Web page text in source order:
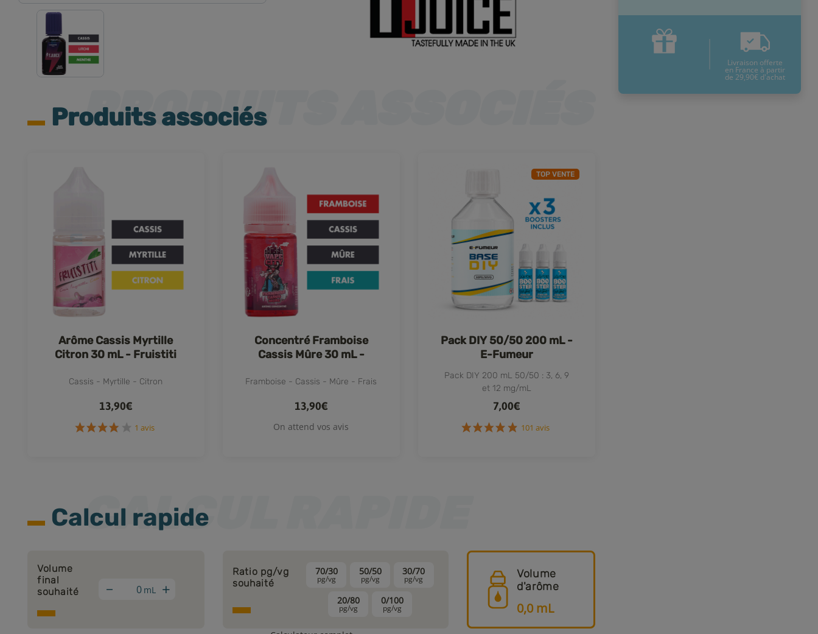
Jeudi 13 Août Mardi 11 Août
* Pour une livraison en France
+ d'infos
Livraison offerte
en France à partir
de 29,90€ d'achat
Produits associés
Arôme Cassis Myrtille
Citron 30 mL - Fruistiti
Cassis - Myrtille - Citron
13,90€
Concentré Framboise
Cassis Mûre 30 mL -
Framboise - Cassis - Mûre - Frais
13,90€
On attend vos avis
TOP VENTE
Pack DIY 50/50 200 mL -
E-Fumeur
Pack DIY 200 mL 50/50 : 3, 6, 9
et 12 mg/mL
7,00€
Calcul rapide
Volume
final
souhaité
mL +
Ratio pg/vg
souhaité
70/30
pg/vg
50/50
pg/vg
30/70
pg/vg
20/80
pg/vg
0/100
pg/vg
Volume
d'arôme
0,0mL